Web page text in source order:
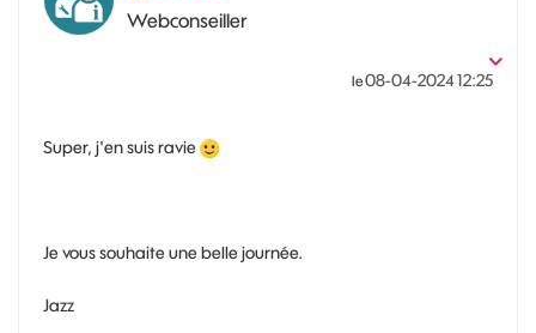
Webconseiller
le‎08-04-202412:25
Super, j'en suis ravie
Je vous souhaite une belle journée.
Jazz